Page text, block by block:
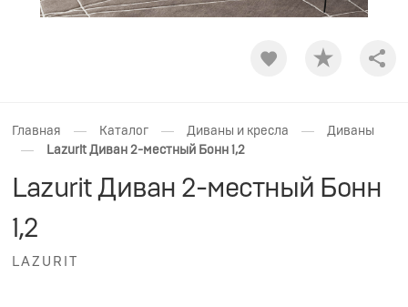
Главная — Каталог — Диваны и кресла — Диваны
— Lazurit Диван 2-местный Бонн 1,2
Lazurit Диван 2-местный Бонн
1,2
LAZURIT